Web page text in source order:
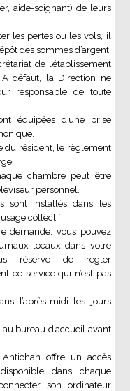
aide-soignant) de leurs
les pertes ou les vols, il
des sommes d’argent,
de l’établissement
défaut, la Direction ne
responsable de toute
équipées d’une prise
du résident, le règlement
chambre peut être
personnel.
sont installés dans les
collectif.
demande, vous pouvez
locaux dans votre
réserve de régler
ce service qui n’est pas
l’après-midi les jours
bureau d’accueil avant
Antichan offre un accès
dans chaque
son ordinateur